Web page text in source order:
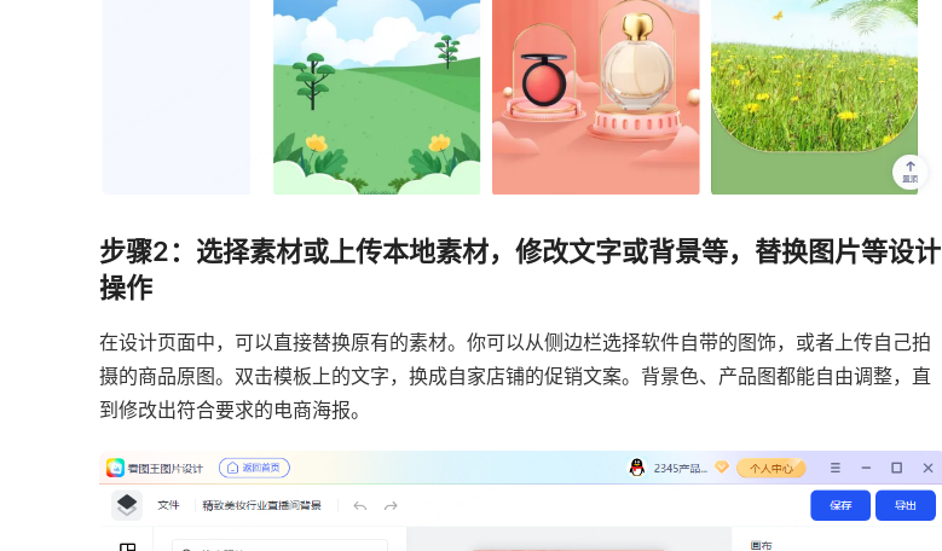
步骤2：选择素材或上传本地素材，修改文字或背景等，替换图片等设计
操作
在设计页面中，可以直接替换原有的素材。你可以从侧边栏选择软件自带的图饰，或者上传自己拍
摄的商品原图。双击模板上的文字，换成自家店铺的促销文案。背景色、产品图都能自由调整，直
到修改出符合要求的电商海报。